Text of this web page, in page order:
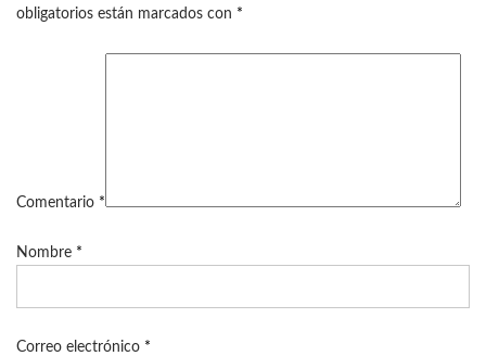
obligatorios están marcados con *
Comentario *
Nombre *
Correo electrónico *